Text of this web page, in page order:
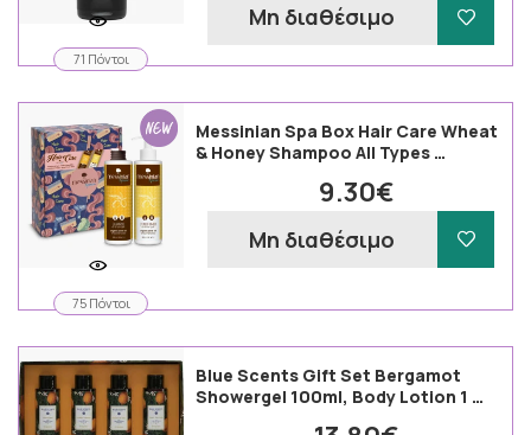
71 Πόντοι
Μη διαθέσιμο
75 Πόντοι
Messinian Spa Box Hair Care Wheat
& Honey Shampoo All Types …
9.30€
Μη διαθέσιμο
Blue Scents Gift Set Bergamot
Showergel 100ml, Body Lotion 1 …